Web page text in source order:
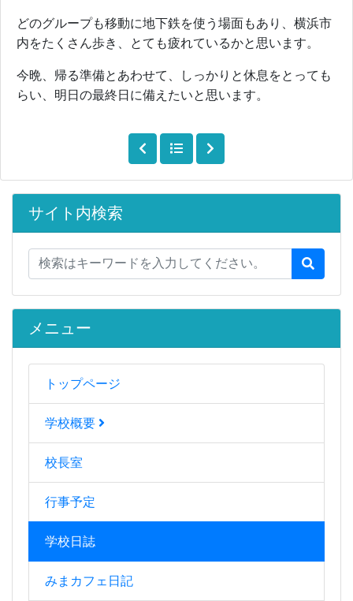
サイト内検索
メニュー
トップページ
学校概要
校長室
行事予定
学校日誌
みまカフェ日記
どのグループも移動に地下鉄を使う場面もあり、横浜市
内をたくさん歩き、とても疲れているかと思います。
今晩、帰る準備とあわせて、しっかりと休息をとっても
らい、明日の最終日に備えたいと思います。